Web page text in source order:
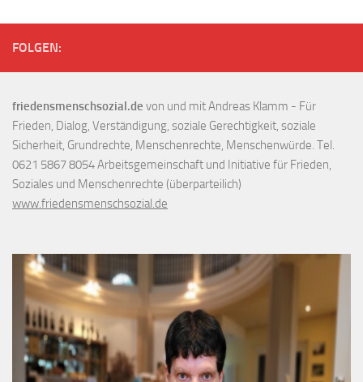
FOLGEN:
friedensmenschsozial.de von und mit Andreas Klamm - Für
Frieden, Dialog, Verständigung, soziale Gerechtigkeit, soziale
Sicherheit, Grundrechte, Menschenrechte, Menschenwürde. Tel.
0621 5867 8054 Arbeitsgemeinschaft und Initiative für Frieden,
Soziales und Menschenrechte (überparteilich)
www.friedensmenschsozial.de